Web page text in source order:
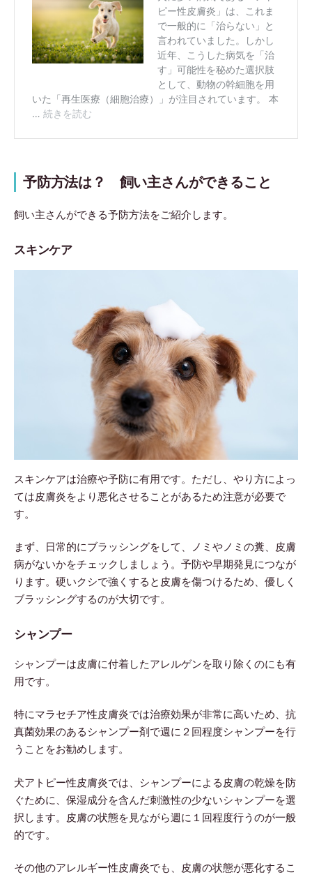
予防方法は？ 飼い主さんができること
飼い主さんができる予防方法をご紹介します。
スキンケア
スキンケアは治療や予防に有用です。ただし、やり方によっ
ては皮膚炎をより悪化させることがあるため注意が必要で
す。
まず、日常的にブラッシングをして、ノミやノミの糞、皮膚
病がないかをチェックしましょう。予防や早期発見につなが
ります。硬いクシで強くすると皮膚を傷つけるため、優しく
ブラッシングするのが大切です。
シャンプー
シャンプーは皮膚に付着したアレルゲンを取り除くのにも有
用です。
特にマラセチア性皮膚炎では治療効果が非常に高いため、抗
真菌効果のあるシャンプー剤で週に２回程度シャンプーを行
うことをお勧めします。
犬アトピー性皮膚炎では、シャンプーによる皮膚の乾燥を防
ぐために、保湿成分を含んだ刺激性の少ないシャンプーを選
択します。皮膚の状態を見ながら週に１回程度行うのが一般
的です。
その他のアレルギー性皮膚炎でも、皮膚の状態が悪化するこ